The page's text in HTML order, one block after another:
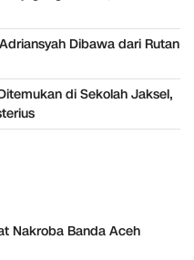
Dibawa dari Rutan
di Sekolah Jaksel,
Nakroba Banda Aceh